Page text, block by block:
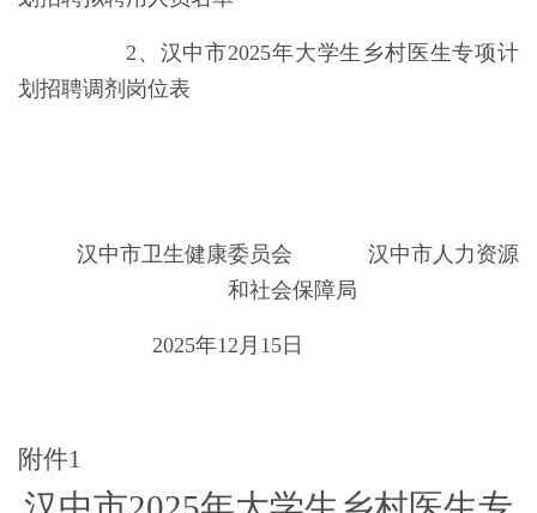
2、汉中市2025年大学生乡村医生专项计
划 招聘调剂岗位表
汉中市卫生健康委员会
汉中市人力资源
和社会保障局
2025年12月 15 日
附件1